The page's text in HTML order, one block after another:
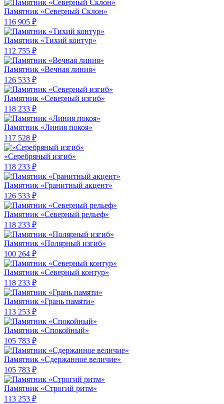
Памятник «Северный Склон»
116 905 ₽
Памятник «Тихий контур»
112 755 ₽
Памятник «Вечная линия»
126 533 ₽
Памятник «Северный изгиб»
118 233 ₽
Памятник «Линия покоя»
117 528 ₽
«Серебряный изгиб»
118 233 ₽
Памятник «Гранитный акцент»
126 533 ₽
Памятник «Северный рельеф»
118 233 ₽
Памятник «Полярный изгиб»
100 264 ₽
Памятник «Северный контур»
118 233 ₽
Памятник «Грань памяти»
113 253 ₽
Памятник «Спокойный»
105 783 ₽
Памятник «Сдержанное величие»
105 783 ₽
Памятник «Строгий ритм»
113 253 ₽